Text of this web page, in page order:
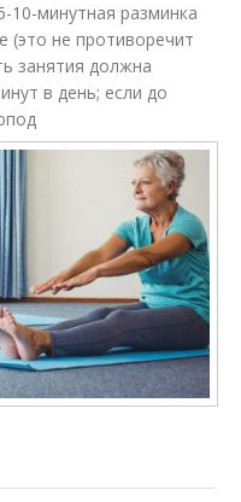
10-минутная разминка
(это не противоречит
занятия должна
в день; если до